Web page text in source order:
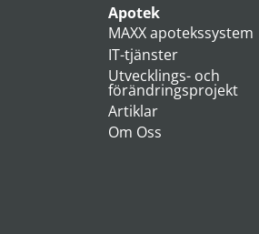
Apotek
MAXX apotekssystem
IT-tjänster
Utvecklings- och
förändringsprojekt
Artiklar
Om Oss